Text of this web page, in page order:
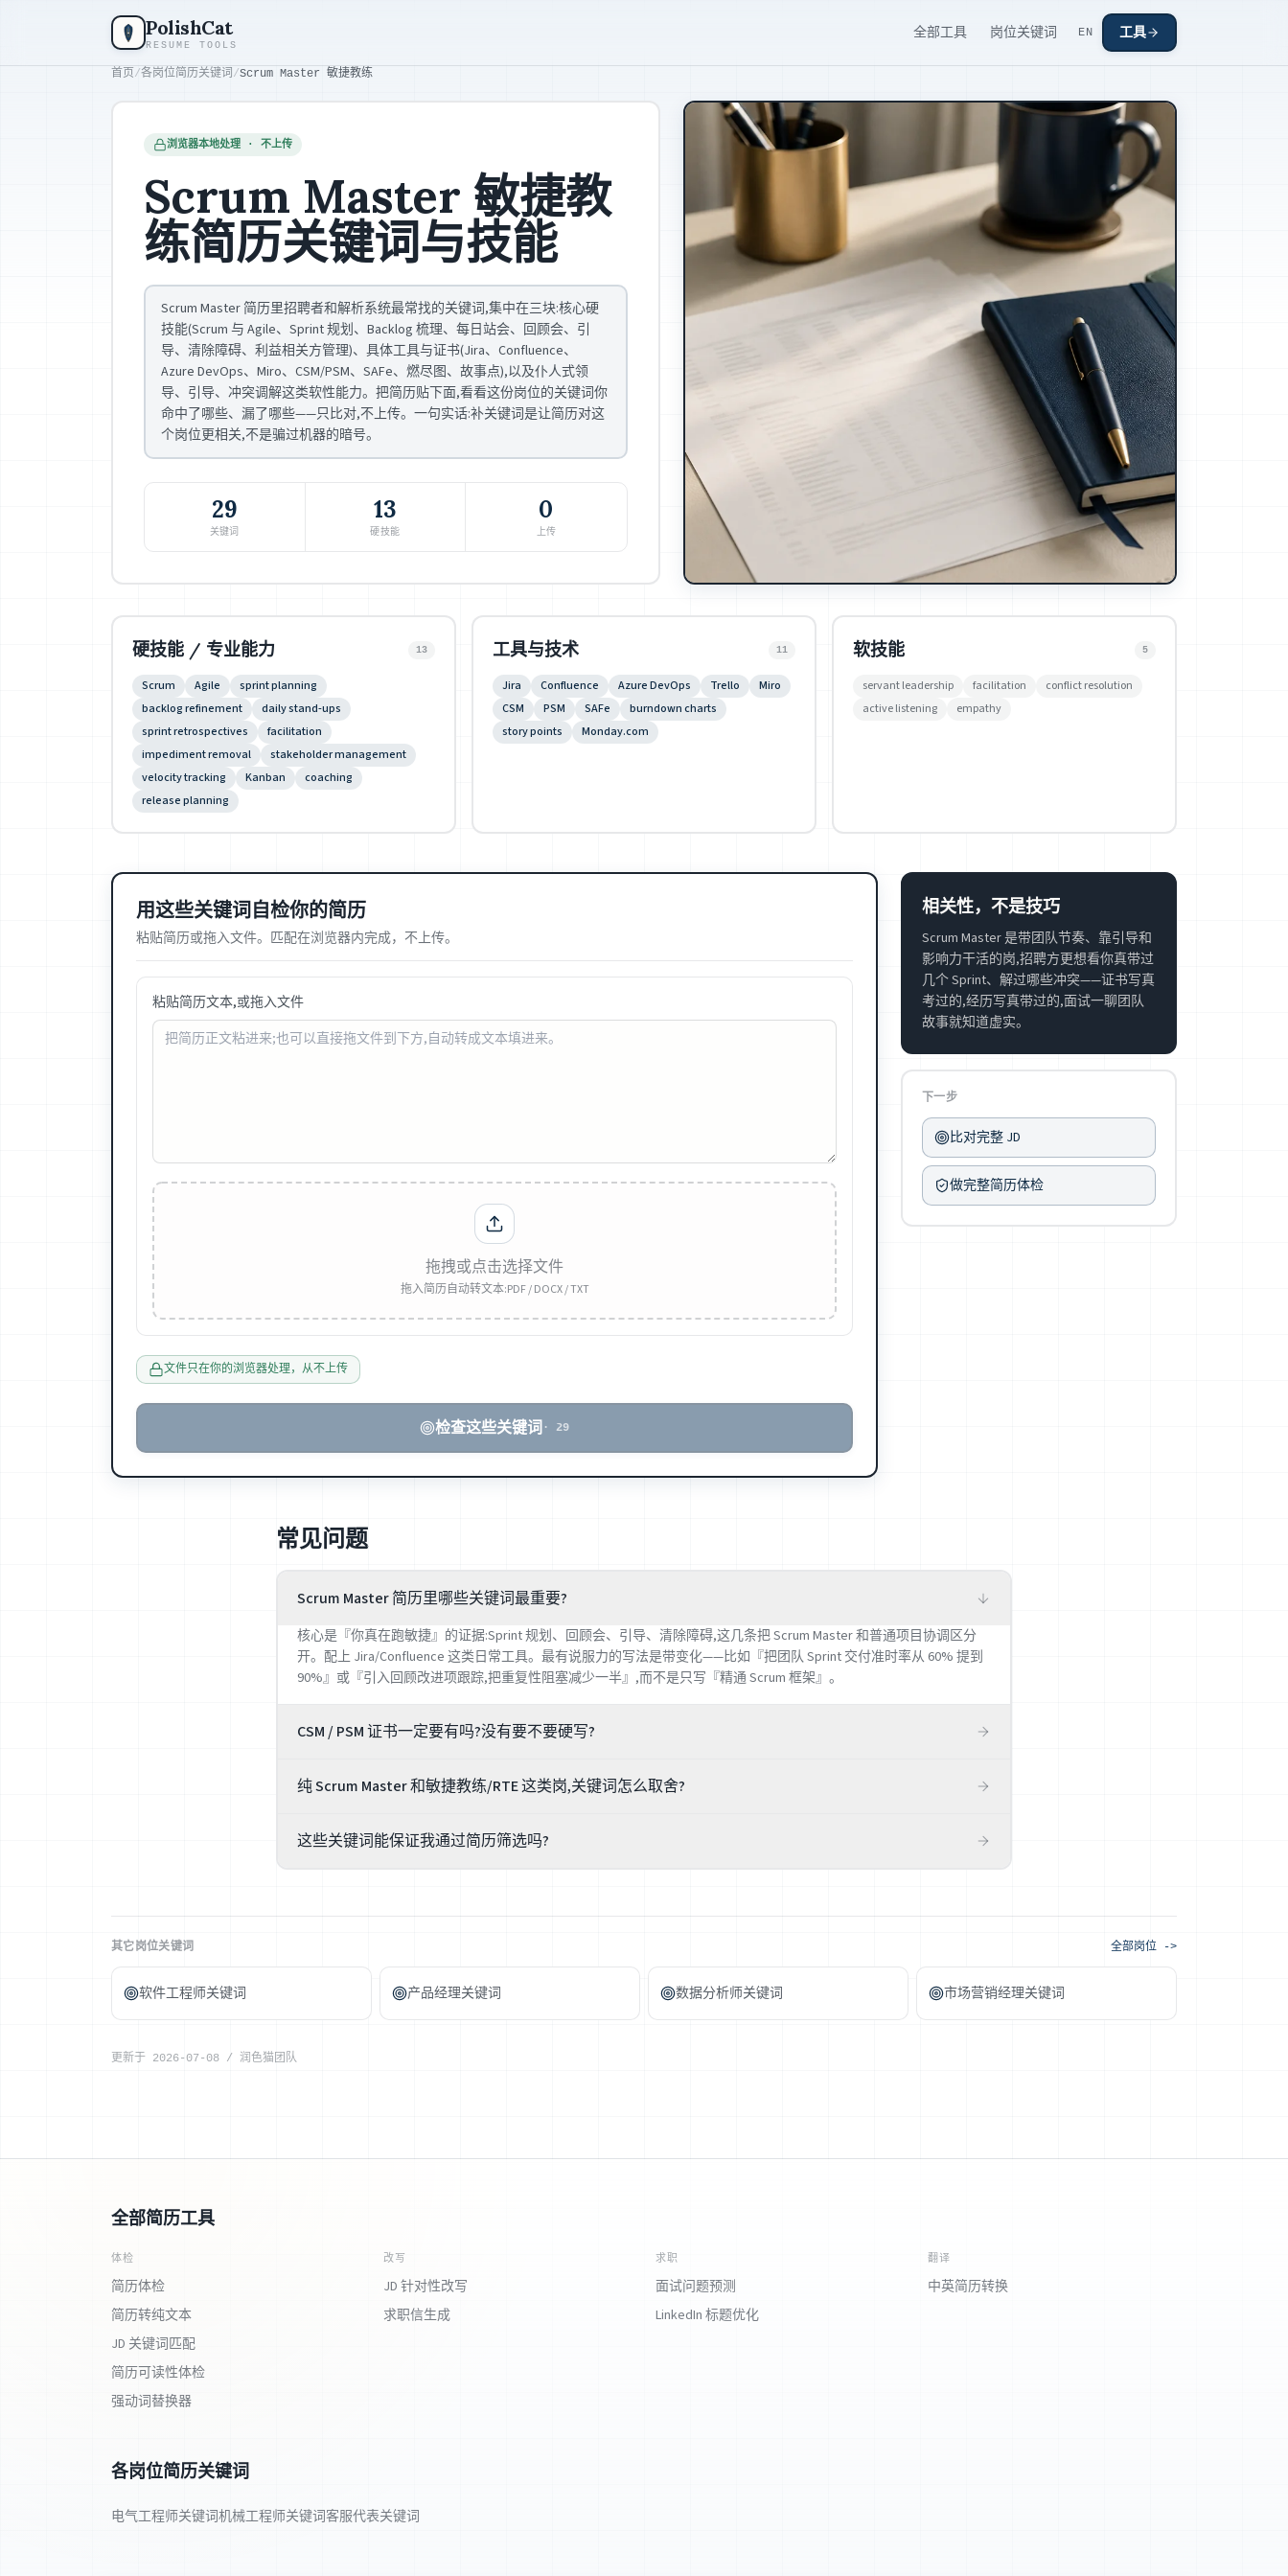
PolishCat
RESUME TOOLS
全部工具 岗位关键词 EN 工具
首页/各岗位简历关键词 /Scrum Master 敏捷教练
浏览器本地处理 · 不上传
Scrum Master 敏捷教
练简历关键词与技能
Scrum Master 简历里招聘者和解析系统最常找的关键词,集中在三块:核心硬
技能(Scrum 与 Agile、Sprint 规划、Backlog 梳理、每日站会、回顾会、引
导、清除障碍、利益相关方管理)、具体工具与证书(Jira、Confluence、
Azure DevOps、Miro、CSM/PSM、SAFe、燃尽图、故事点),以及仆人式领
导、引导、冲突调解这类软性能力。把简历贴下面,看看这份岗位的关键词你
命中了哪些、漏了哪些——只比对,不上传。一句实话:补关键词是让简历对这
个岗位更相关,不是骗过机器的暗号。
29
关键词
13
硬技能
0
上传
硬技能 / 专业能力 13
Scrum Agile
sprint planning
backlog refinement
daily stand-ups
sprint retrospectives
facilitation
impediment removal
stakeholder management
velocity tracking
Kanban
coaching
release planning
工具与技术 11
Jira Confluence Azure DevOps Trello
Miro
CSM
PSM SAFe
burndown charts
story points
Monday.com
软技能 5
servant leadership facilitation
conflict resolution
active listening
empathy
用这些关键词自检你的简历
粘贴简历或拖入文件。匹配在浏览器内完成，不上传。
粘贴简历文本,或拖入文件
拖拽或点击选择文件
拖入简历自动转文本:PDF / DOCX / TXT
文件只在你的浏览器处理，从不上传
检查这些关键词 · 29
相关性，不是技巧
Scrum Master 是带团队节奏、靠引导和
影响力干活的岗,招聘方更想看你真带过
几个 Sprint、解过哪些冲突——证书写真
考过的,经历写真带过的,面试一聊团队
故事就知道虚实。
下一步
比对完整 JD
做完整简历体检
常见问题
Scrum Master 简历里哪些关键词最重要?
核心是『你真在跑敏捷』的证据:Sprint 规划、回顾会、引导、清除障碍,这几条把 Scrum Master 和普通项目协调区分
开。配上 Jira/Confluence 这类日常工具。最有说服力的写法是带变化——比如『把团队 Sprint 交付准时率从 60% 提到
90%』或『引入回顾改进项跟踪,把重复性阻塞减少一半』,而不是只写『精通 Scrum 框架』。
CSM / PSM 证书一定要有吗?没有要不要硬写?
册库查到,假证一查一个准,直接出局。没证就别写,把真实带团队的经历写扎实;想加分,去考一个真的,那才是可核验的信
纯 Scrum Master 和敏捷教练/RTE 这类岗,关键词怎么取舍?
队、ART、组织级敏捷转型、教练辅导。看 JD 的范围:只带过单团队就别硬贴规模化教练的词,如实写你的影响半径。
带过几个团队就如实写几个——夸大范围,面试问『你怎么协调跨团队依赖』就答不上。
这些关键词能保证我通过简历筛选吗?
过筛』的焦虑。
其它岗位关键词 全部岗位 ->
软件工程师关键词 产品经理关键词 数据分析师关键词 市场营销经理关键词
更新于 2026-07-08 / 润色猫团队
全部简历工具
体检
简历体检
简历转纯文本
JD 关键词匹配
简历可读性体检
强动词替换器
改写
JD 针对性改写
求职信生成
求职
面试问题预测
LinkedIn 标题优化
翻译
中英简历转换
各岗位简历关键词
电气工程师关键词机械工程师关键词客服代表关键词